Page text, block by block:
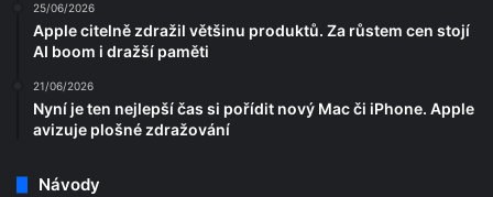
25/06/2026
Apple citelně zdražil většinu produktů. Za růstem cen stojí
AI boom i dražší paměti
21/06/2026
Nyní je ten nejlepší čas si pořídit nový Mac či iPhone. Apple
avizuje plošné zdražování
Návody